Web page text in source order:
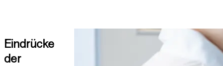
Eindrücke
der